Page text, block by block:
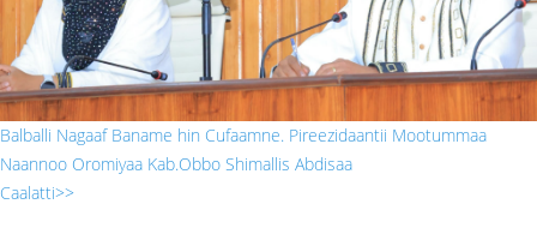
Balballi Nagaaf Baname hin Cufaamne. Pireezidaantii Mootummaa
Naannoo Oromiyaa Kab.Obbo Shimallis Abdisaa
Caalatti>>